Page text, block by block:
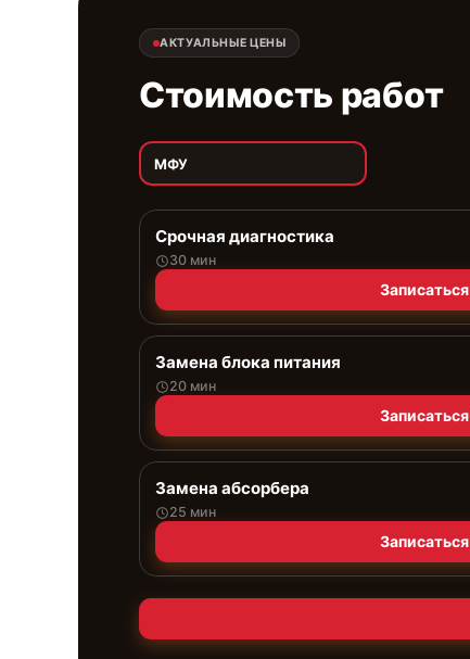
АКТУАЛЬНЫЕ ЦЕНЫ
Стоимость работ
МФУ
Срочная диагностика
30 мин
Записаться
Замена блока питания
20 мин
Записаться
Замена абсорбера
25 мин
Записаться